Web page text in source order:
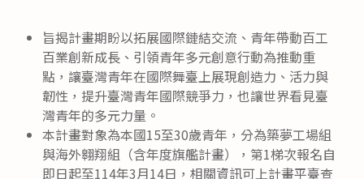
旨揭計畫期盼以拓展國際鏈結交流、青年帶動百工
百業創新成長、引領青年多元創意行動為推動重
點，讓臺灣青年在國際舞臺上展現創造力、活力與
韌性，提升臺灣青年國際競爭力，也讓世界看見臺
灣青年的多元力量。
本計畫對象為本國15至30歲青年，分為築夢工場組
與海外翱翔組（含年度旗艦計畫），第1梯次報名自
即日起至114年3月14日，相關資訊可上計畫平臺查